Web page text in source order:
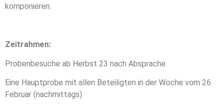
komponieren.
Zeitrahmen:
Probenbesuche ab Herbst 23 nach Absprache
Eine Hauptprobe mit allen Beteiligten in der Woche vom 26.
Februar (nachmittags)